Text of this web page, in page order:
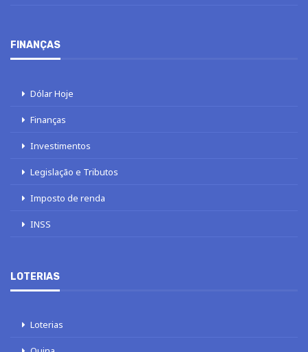
FINANÇAS
Dólar Hoje
Finanças
Investimentos
Legislação e Tributos
Imposto de renda
INSS
LOTERIAS
Loterias